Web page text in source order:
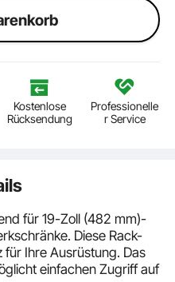
Kostenlose
Rücksendung
Professionelle
r Service
für 19-Zoll (482 mm)-
Diese Rack-
Ihre Ausrüstung. Das
einfachen Zugriff auf